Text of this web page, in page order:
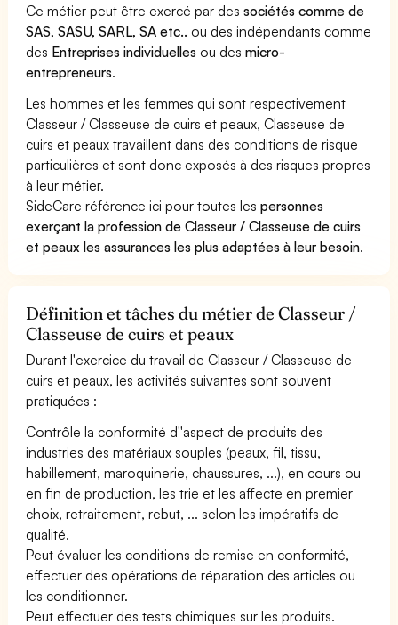
Ce métier peut être exercé par dessociétés comme de
SAS, SASU, SARL, SA etc.. ou des indépendants comme
des Entreprises individuelles ou desmicro-
entrepreneurs.
Les hommes et les femmes qui sont respectivement
Classeur / Classeuse de cuirs et peaux, Classeuse de
cuirs et peaux travaillent dans des conditions de risque
particulières et sont donc exposés à des risques propres
à leur métier.
SideCare référence ici pour toutes lespersonnes
exerçant la profession de Classeur / Classeuse de cuirs
et peaux les assurances les plus adaptées à leur besoin.
Définition et tâches du métier de Classeur /
Classeuse de cuirs et peaux
Durant l'exercice du travail de Classeur / Classeuse de
cuirs et peaux, les activités suivantes sont souvent
pratiquées :
Contrôle la conformité d''aspect de produits des
industries des matériaux souples (peaux, fil, tissu,
habillement, maroquinerie, chaussures, ...), en cours ou
en fin de production, les trie et les affecte en premier
choix, retraitement, rebut, ... selon les impératifs de
qualité.
Peut évaluer les conditions de remise en conformité,
effectuer des opérations de réparation des articles ou
les conditionner.
Peut effectuer des tests chimiques sur les produits.